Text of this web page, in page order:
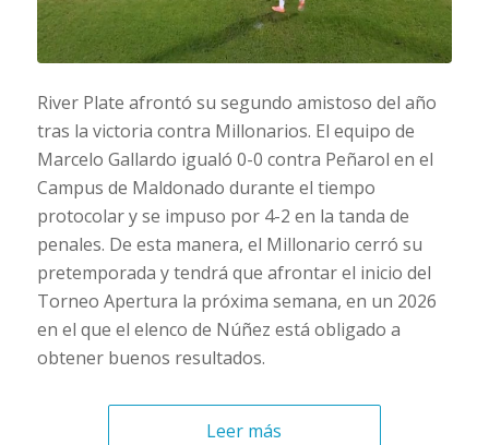
River Plate afrontó su segundo amistoso del año
tras la victoria contra Millonarios. El equipo de
Marcelo Gallardo igualó 0-0 contra Peñarol en el
Campus de Maldonado durante el tiempo
protocolar y se impuso por 4-2 en la tanda de
penales. De esta manera, el Millonario cerró su
pretemporada y tendrá que afrontar el inicio del
Torneo Apertura la próxima semana, en un 2026
en el que el elenco de Núñez está obligado a
obtener buenos resultados.
Leer más